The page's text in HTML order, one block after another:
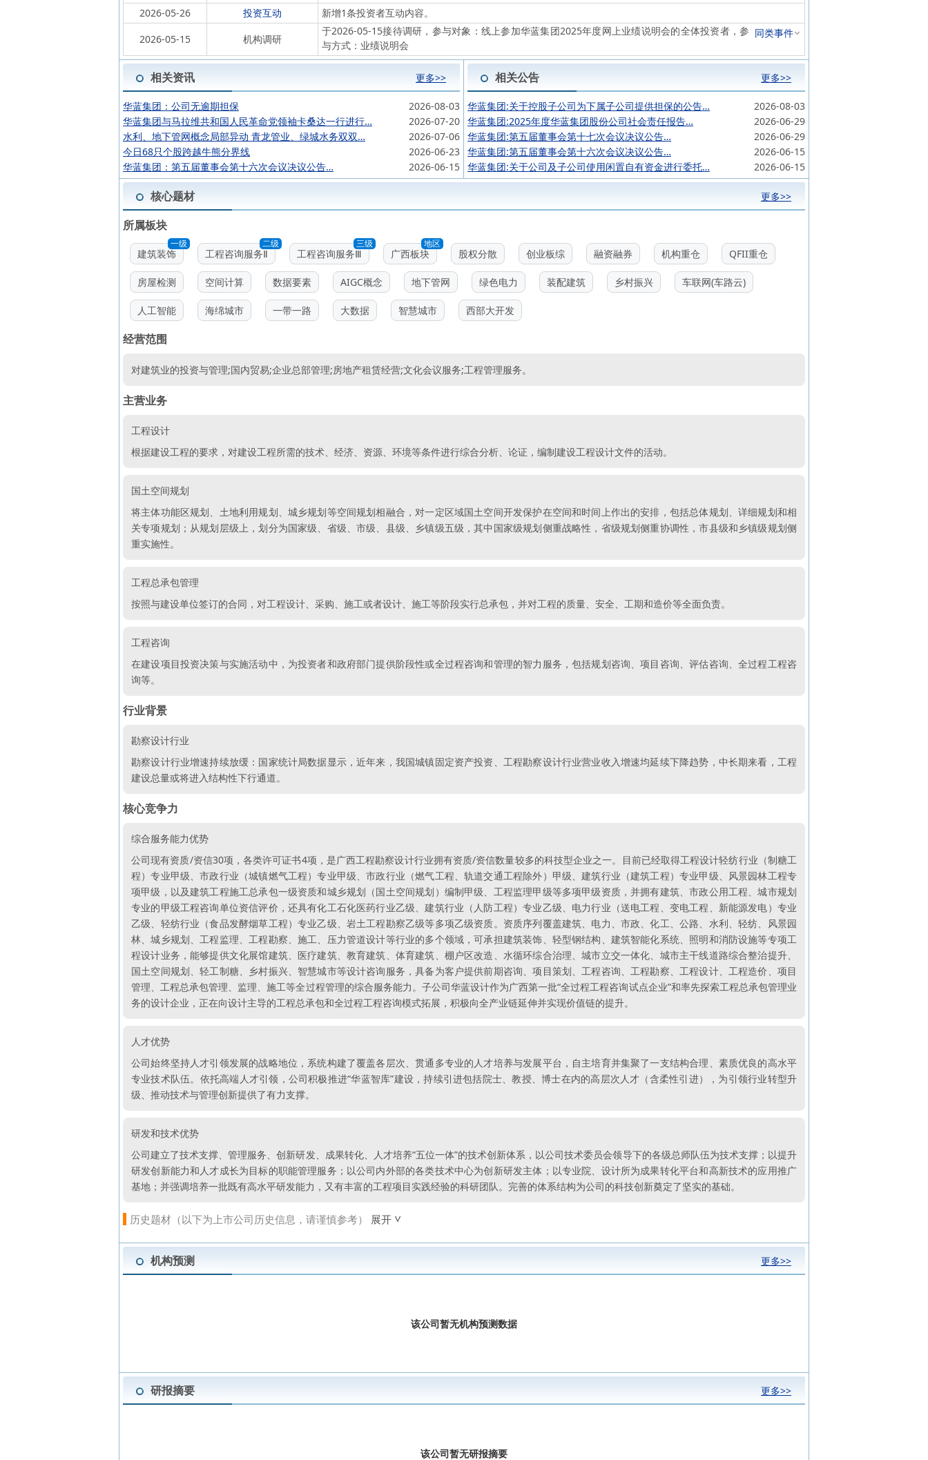
2026-05-26
投资互动
新增1条投资者互动内容。
2026-05-15
机构调研
于2026-05-15接待调研，参与对象：线上参加华蓝集团2025年度网上业绩说明会的全体投资者，参
与方式：业绩说明会
同类事件
相关资讯 更多>>
华蓝集团：公司无逾期担保
2026-08-03
华蓝集团与马拉维共和国人民革命党领袖卡桑达一行进行…
2026-07-20
水利、地下管网概念局部异动 青龙管业、绿城水务双双…
2026-07-06
今日68只个股跨越牛熊分界线
2026-06-23
华蓝集团：第五届董事会第十六次会议决议公告…
2026-06-15
相关公告 更多>>
华蓝集团:关于控股子公司为下属子公司提供担保的公告…
2026-08-03
华蓝集团:2025年度华蓝集团股份公司社会责任报告…
2026-06-29
华蓝集团:第五届董事会第十七次会议决议公告…
2026-06-29
华蓝集团:第五届董事会第十六次会议决议公告…
2026-06-15
华蓝集团:关于公司及子公司使用闲置自有资金进行委托…
2026-06-15
核心题材 更多>>
所属板块
一级
建筑装饰
二级
工程咨询服务Ⅱ
三级
工程咨询服务Ⅲ
地区
广西板块 股权分散 创业板综 融资融券 机构重仓 QFII重仓
房屋检测 空间计算 数据要素 AIGC概念 地下管网 绿色电力 装配建筑 乡村振兴 车联网(车路云)
人工智能 海绵城市 一带一路 大数据 智慧城市 西部大开发
经营范围
对建筑业的投资与管理;国内贸易;企业总部管理;房地产租赁经营;文化会议服务;工程管理服务。
主营业务
工程设计
根据建设工程的要求，对建设工程所需的技术、经济、资源、环境等条件进行综合分析、论证，编制建设工程设计文件的活动。
国土空间规划
将主体功能区规划、土地利用规划、城乡规划等空间规划相融合，对一定区域国土空间开发保护在空间和时间上作出的安排，包括总体规划、详细规划和相
关专项规划；从规划层级上，划分为国家级、省级、市级、县级、乡镇级五级，其中国家级规划侧重战略性，省级规划侧重协调性，市县级和乡镇级规划侧
重实施性。
工程总承包管理
按照与建设单位签订的合同，对工程设计、采购、施工或者设计、施工等阶段实行总承包，并对工程的质量、安全、工期和造价等全面负责。
工程咨询
在建设项目投资决策与实施活动中，为投资者和政府部门提供阶段性或全过程咨询和管理的智力服务，包括规划咨询、项目咨询、评估咨询、全过程工程咨
询等。
行业背景
勘察设计行业
勘察设计行业增速持续放缓：国家统计局数据显示，近年来，我国城镇固定资产投资、工程勘察设计行业营业收入增速均延续下降趋势，中长期来看，工程
建设总量或将进入结构性下行通道。
核心竞争力
综合服务能力优势
公司现有资质/资信30项，各类许可证书4项，是广西工程勘察设计行业拥有资质/资信数量较多的科技型企业之一。目前已经取得工程设计轻纺行业（制糖工
程）专业甲级、市政行业（城镇燃气工程）专业甲级、市政行业（燃气工程、轨道交通工程除外）甲级、建筑行业（建筑工程）专业甲级、风景园林工程专
项甲级，以及建筑工程施工总承包一级资质和城乡规划（国土空间规划）编制甲级、工程监理甲级等多项甲级资质，并拥有建筑、市政公用工程、城市规划
专业的甲级工程咨询单位资信评价，还具有化工石化医药行业乙级、建筑行业（人防工程）专业乙级、电力行业（送电工程、变电工程、新能源发电）专业
乙级、轻纺行业（食品发酵烟草工程）专业乙级、岩土工程勘察乙级等多项乙级资质。资质序列覆盖建筑、电力、市政、化工、公路、水利、轻纺、风景园
林、城乡规划、工程监理、工程勘察、施工、压力管道设计等行业的多个领域，可承担建筑装饰、轻型钢结构、建筑智能化系统、照明和消防设施等专项工
程设计业务，能够提供文化展馆建筑、医疗建筑、教育建筑、体育建筑、棚户区改造、水循环综合治理、城市立交一体化、城市主干线道路综合整治提升、
国土空间规划、轻工制糖、乡村振兴、智慧城市等设计咨询服务，具备为客户提供前期咨询、项目策划、工程咨询、工程勘察、工程设计、工程造价、项目
管理、工程总承包管理、监理、施工等全过程管理的综合服务能力。子公司华蓝设计作为广西第一批“全过程工程咨询试点企业”和率先探索工程总承包管理业
务的设计企业，正在向设计主导的工程总承包和全过程工程咨询模式拓展，积极向全产业链延伸并实现价值链的提升。
人才优势
公司始终坚持人才引领发展的战略地位，系统构建了覆盖各层次、贯通多专业的人才培养与发展平台，自主培育并集聚了一支结构合理、素质优良的高水平
专业技术队伍。依托高端人才引领，公司积极推进“华蓝智库”建设，持续引进包括院士、教授、博士在内的高层次人才（含柔性引进），为引领行业转型升
级、推动技术与管理创新提供了有力支撑。
研发和技术优势
公司建立了技术支撑、管理服务、创新研发、成果转化、人才培养“五位一体”的技术创新体系，以公司技术委员会领导下的各级总师队伍为技术支撑；以提升
研发创新能力和人才成长为目标的职能管理服务；以公司内外部的各类技术中心为创新研发主体；以专业院、设计所为成果转化平台和高新技术的应用推广
基地；并强调培养一批既有高水平研发能力，又有丰富的工程项目实践经验的科研团队。完善的体系结构为公司的科技创新奠定了坚实的基础。
历史题材（以下为上市公司历史信息，请谨慎参考） 展开
机构预测 更多>>
该公司暂无机构预测数据
研报摘要 更多>>
该公司暂无研报摘要